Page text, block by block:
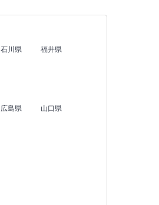
石川県 福井県
広島県 山口県